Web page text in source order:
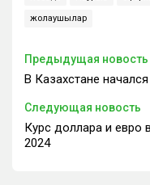
жолаушылар
Предыдущая новость
В Казахстане
Следующая новость
Курс доллара и евро
2024